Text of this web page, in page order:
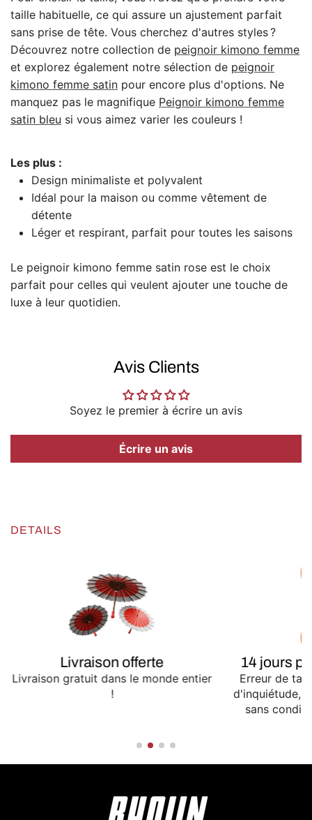
taille habituelle, ce qui assure un ajustement parfait
sans prise de tête. Vous cherchez d'autres styles ?
Découvrez notre collection de peignoir kimono femme
et explorez également notre sélection de peignoir
kimono femme satin pour encore plus d'options. Ne
manquez pas le magnifique Peignoir kimono femme
satin bleu si vous aimez varier les couleurs !
Les plus :
Design minimaliste et polyvalent
Idéal pour la maison ou comme vêtement de
détente
Léger et respirant, parfait pour toutes les saisons
Le peignoir kimono femme satin rose est le choix
parfait pour celles qui veulent ajouter une touche de
luxe à leur quotidien.
Avis Clients
Soyez le premier à écrire un avis
Écrire un avis
DETAILS
Livraison offerte
Livraison gratuit dans le monde entier
!
14 jours
Erreur de
d'inquiétude,
sans